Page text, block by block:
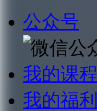
公众号
我的课程
我的福利